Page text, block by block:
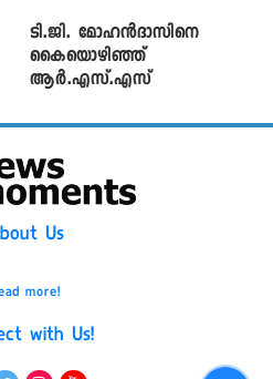
ടി.ജി. മോഹൻദാസിനെ
കൈയൊഴിഞ്ഞ്
ആർ.എസ്.എസ്
Us
more!
with Us!